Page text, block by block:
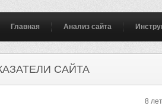
Главная Анализ сайта
САЙТА
8 лет